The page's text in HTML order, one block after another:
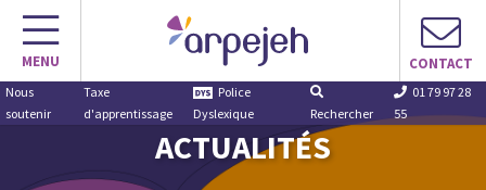
Aller
contenu
MENU CONTACT
Nous
soutenir
Taxe
d'apprentissage
Police
Dyslexique
Rechercher
01 79 97 28
55
ACTUALITÉS